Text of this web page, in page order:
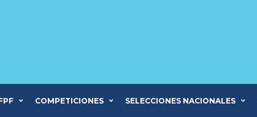
COMPETICIONES SELECCIONES NACIONALES